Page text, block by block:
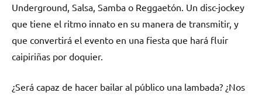
Underground, Salsa, Samba o Reggaetón. Un disc-jockey
que tiene el ritmo innato en su manera de transmitir, y
que convertirá el evento en una fiesta que hará fluir
caipiriñas por doquier.
¿Será capaz de hacer bailar al público una lambada? ¿Nos